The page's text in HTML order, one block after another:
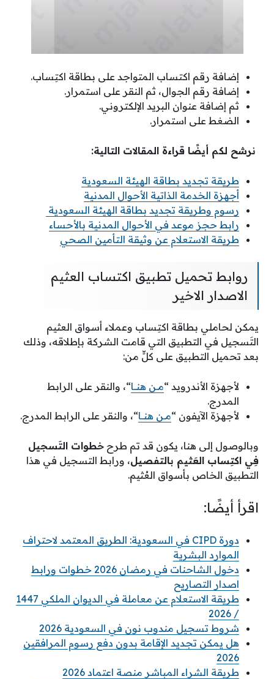
إضافة رقم اكتساب المتواجد على بطاقة اكتِساب.
إضافة رقم الجوال، ثم النقر على استمرار.
ثم إضافة عنوان البريد الإلكتروني.
الضغط على استمرار.
نرشح لكم أيضًا قراءة المقالات التالية:
طريقة تجديد بطاقة الهيئة السعودية
أجهزة الخدمة الذاتية الأحوال المدنية
رسوم وطريقة تجديد بطاقة الهيئة السعودية
رابط حجز موعد في الأحوال المدنية بالأحساء
طريقة الاستعلام عن وثيقة التأمين الصحي
روابط تحميل تطبيق اكتساب العثيم
الاصدار الاخير
يمكن لحاملي بطاقة اكتِساب وعملاء أسواق العثيم
التَسجيل في التطبيق التي قامت الشركة بإطلاقه، وذلك
بعد تحميل التطبيق على كلٍّ من:
لأجهزة الأندرويد “مـن هنــا“، والنقر على الرابط
المدرج.
لأجهزة الآيفون “مـن هنــا“، والنقر على الرابط المدرج.
وبالوصول إلى هنا، يكون قد تم طرح خطوات التَسجيل
فِي اكتِساب العَثيم بالتفصيل، ورابط التسجيل في هذا
التطبيق الخاص بأسواق العُثيم.
اقرأ أيضًا:
دورة CIPD في السعودية: الطريق المعتمد لاحتراف
الموارد البشرية
دخول الشاحنات في رمضان 2026 خطوات ورابط
اصدار التصاريح
طريقة الاستعلام عن معاملة في الديوان الملكي 1447
/ 2026
شروط تسجيل مندوب نون في السعودية 2026
هل يمكن تجديد الإقامة بدون دفع رسوم المرافقين
2026
طريقة الشراء المباشر منصة اعتماد 2026